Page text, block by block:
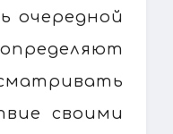
очередной
своими